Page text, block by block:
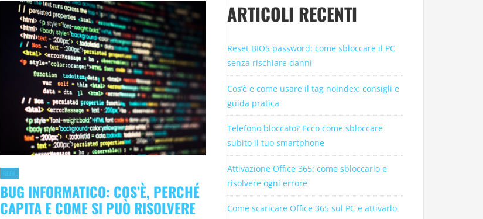
GEEK
BUG INFORMATICO: COS’È, PERCHÉ
CAPITA E COME SI PUÒ RISOLVERE
ARTICOLI RECENTI
Reset BIOS password: come sbloccare il PC
senza rischiare danni
Cos’è e come usare il tag noindex: consigli e
guida pratica
Telefono bloccato? Ecco come sbloccare
subito il tuo smartphone
Attivazione Office 365: come sbloccarlo e
risolvere ogni errore
Come scaricare Office 365 sul PC e attivarlo